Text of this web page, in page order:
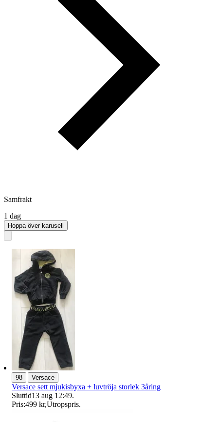
Samfrakt
1 dag
Hoppa över karusell
98 | Versace
Versace sett mjukisbyxa + luvtröja storlek 3åring
Sluttid13 aug 12:49.
Pris:499 kr,Utropspris.